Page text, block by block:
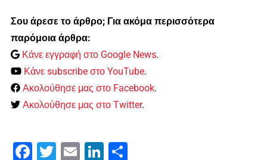
Σου άρεσε το άρθρο; Για ακόμα περισσότερα
παρόμοια άρθρα:
Κάνε εγγραφή στο Google News.
Κάνε subscribe στο YouTube.
Ακολούθησε μας στο Facebook.
Ακολούθησε μας στο Twitter.
Facebook
Twitter Email LinkedIn